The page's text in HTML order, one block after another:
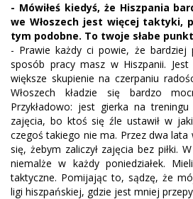
- Mówiłeś kiedyś, że Hiszpania
we Włoszech jest więcej taktyki,
tym podobne. To twoje słabe
- Prawie każdy ci powie, że bardziej
sposób pracy masz w Hiszpanii.
większe skupienie na czerpaniu
Włoszech kładzie się bardzo
Przykładowo: jest gierka na
zajęcia, bo ktoś się źle ustawił w
czegoś takiego nie ma. Przez dwa lata
się, żebym zaliczył zajęcia bez piłki.
niemalże w każdy poniedziałek.
taktyczne. Pomijając to, sądzę, że
ligi hiszpańskiej, gdzie jest mniej